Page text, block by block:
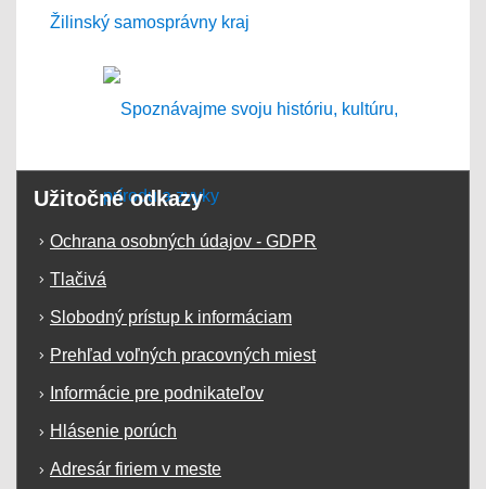
Užitočné odkazy
Ochrana osobných údajov - GDPR
Tlačivá
Slobodný prístup k informáciam
Prehľad voľných pracovných miest
Informácie pre podnikateľov
Hlásenie porúch
Adresár firiem v meste